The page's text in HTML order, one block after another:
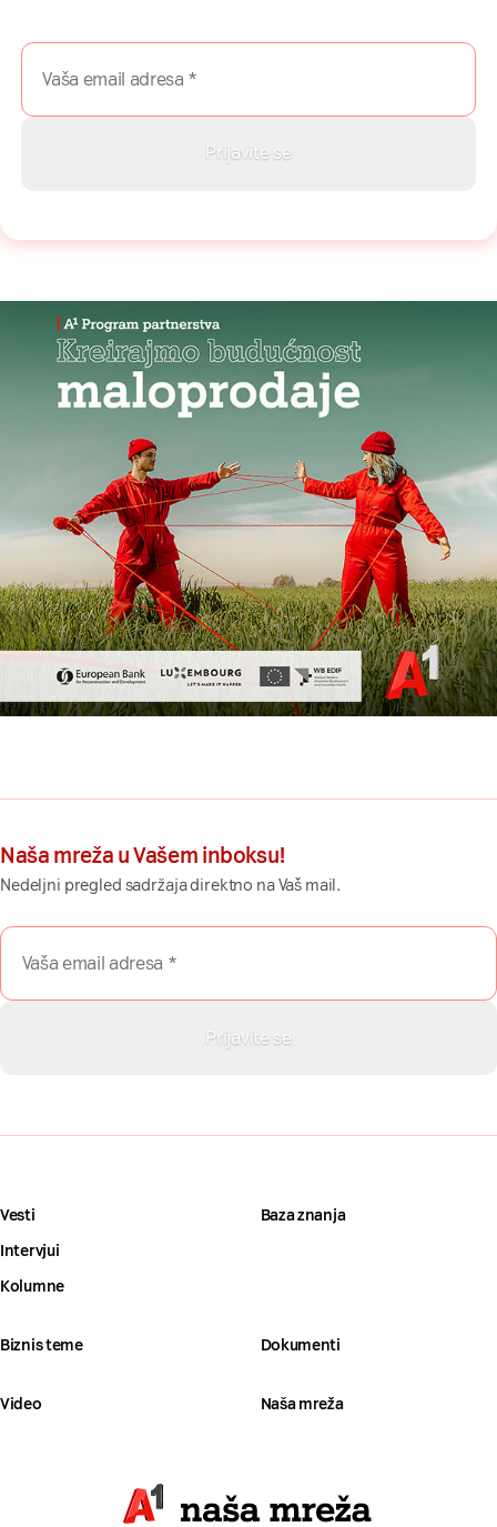
Naša mreža u Vašem inboksu!
Nedeljni pregled sadržaja direktno na Vaš mail.
Vesti
Intervjui
Kolumne
Baza znanja
Biznis teme Dokumenti
Video Naša mreža